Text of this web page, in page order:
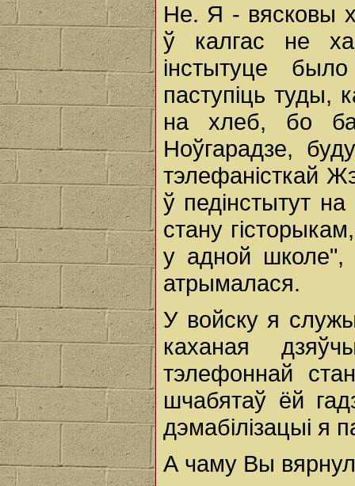
Не. Я - вясковы
ў калгас не
інстытуце
паступіць туды,
на хлеб, бо
Ноўгарадзе,
тэлефаністкай
ў педінстытут на
стану
у адной школе",
атрымалася.
У войску я
каханая
тэлефоннай
шчабятаў ёй
дэмабілізацыі я
А чаму Вы